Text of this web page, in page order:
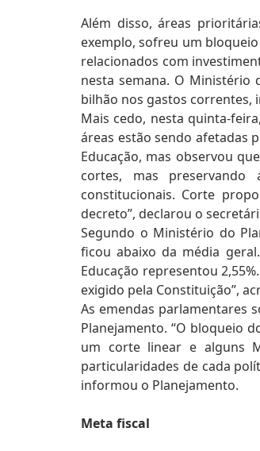
Além disso, áreas
exemplo, sofreu um
relacionados com
nesta semana. O Ministério
bilhão nos gastos correntes,
Mais cedo, nesta quinta-
áreas estão sendo afetadas
Educação, mas observou
cortes, mas
constitucionais. Corte
decreto”, declarou o
Segundo o Ministério do
ficou abaixo da média
Educação representou
exigido pela Constituição”,
As emendas parlamentares
Planejamento. “O bloqueio
um corte linear e alguns
particularidades de cada
informou o Planejamento.
Meta fiscal